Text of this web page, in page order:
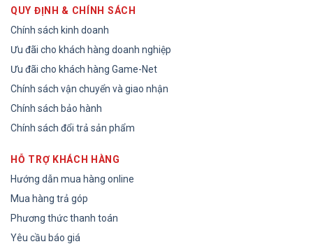
QUY ĐỊNH & CHÍNH SÁCH
Chính sách kinh doanh
Ưu đãi cho khách hàng doanh nghiệp
Ưu đãi cho khách hàng Game-Net
Chính sách vận chuyển và giao nhận
Chính sách bảo hành
Chính sách đổi trả sản phẩm
HỖ TRỢ KHÁCH HÀNG
Hướng dẫn mua hàng online
Mua hàng trả góp
Phương thức thanh toán
Yêu cầu báo giá